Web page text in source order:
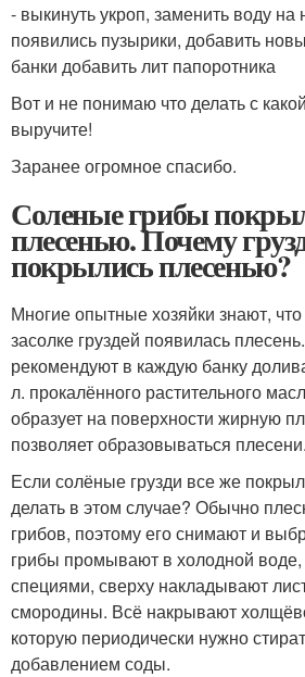
- выкинуть укроп, заменить воду на
появились пузырики, добавить
банки добавить лит папоротника
Вот и не понимаю что делать с
выручите!
Заранее огромное спасибо.
Соленые грибы
плесенью. Почему
покрылись плесенью?
Многие опытные хозяйки знают,
засолке груздей появилась
рекомендуют в каждую банку
л. прокалённого растительного
образует на поверхности жирную
позволяет образовываться плесени.
Если солёные грузди все же
делать в этом случае? Обычно
грибов, поэтому его снимают и
грибы промывают в холодной
специями, сверху накладывают
смородины. Всё накрывают
которую периодически нужно
добавлением соды.